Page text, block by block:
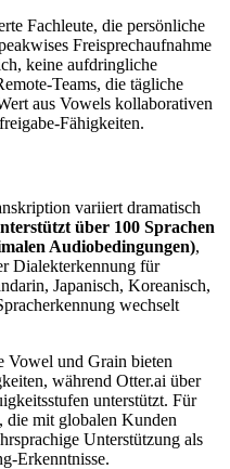
Fachleute, die persönliche
Freisprechaufnahme
keine aufdringliche
Teams, die tägliche
aus Vowels kollaborativen
Fähigkeiten.
variiert dramatisch
über 100 Sprachen
Audiobedingungen),
Dialekterkennung für
Japanisch, Koreanisch,
wechselt
Vowel und Grain bieten
während Otter.ai über
unterstützt. Für
die mit globalen Kunden
Unterstützung als
Erkenntnisse.